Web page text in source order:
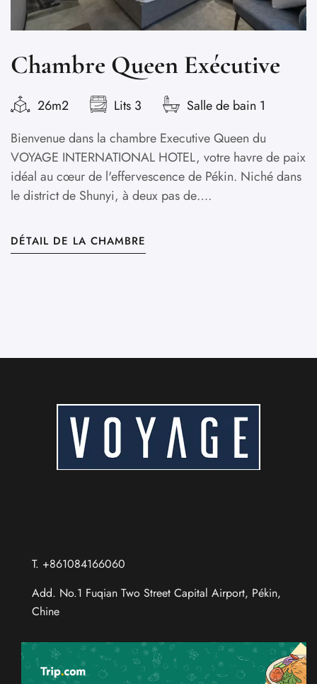
Chambre Queen Exécutive
26m2 Lits 3
Salle de bain 1
Bienvenue dans la chambre Executive Queen du
VOYAGE INTERNATIONAL HOTEL, votre havre de paix
idéal au cœur de l'effervescence de Pékin. Niché dans
le district de Shunyi, à deux pas de….
DÉTAIL DE LA CHAMBRE
T. +861084166060
Add. No.1 Fuqian Two Street Capital Airport, Pékin,
Chine